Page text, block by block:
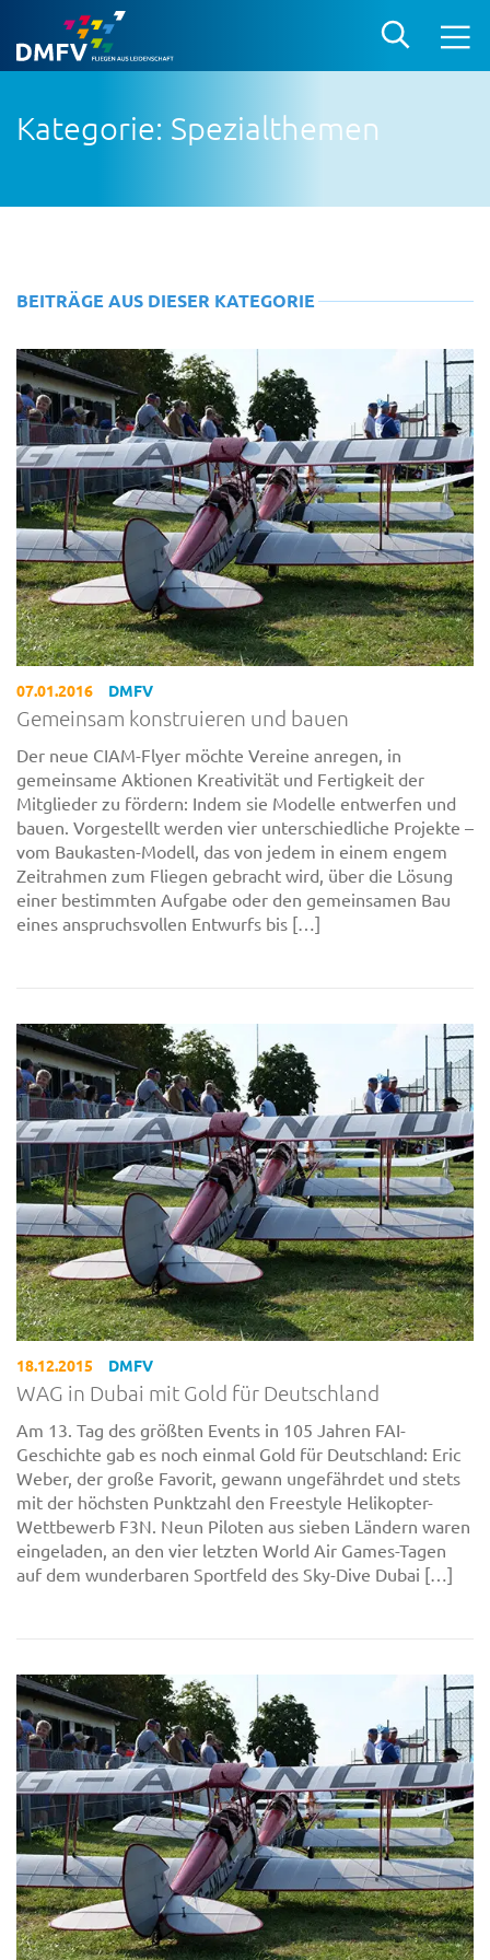
Kategorie: Spezialthemen
BEITRÄGE AUS DIESER KATEGORIE
07.01.2016 DMFV
Gemeinsam konstruieren und bauen
Der neue CIAM-Flyer möchte Vereine anregen, in
gemeinsame Aktionen Kreativität und Fertigkeit der
Mitglieder zu fördern: Indem sie Modelle entwerfen und
bauen. Vorgestellt werden vier unterschiedliche Projekte –
vom Baukasten-Modell, das von jedem in einem engem
Zeitrahmen zum Fliegen gebracht wird, über die Lösung
einer bestimmten Aufgabe oder den gemeinsamen Bau
eines anspruchsvollen Entwurfs bis […]
18.12.2015 DMFV
WAG in Dubai mit Gold für Deutschland
Am 13. Tag des größten Events in 105 Jahren FAI-
Geschichte gab es noch einmal Gold für Deutschland: Eric
Weber, der große Favorit, gewann ungefährdet und stets
mit der höchsten Punktzahl den Freestyle Helikopter-
Wettbewerb F3N. Neun Piloten aus sieben Ländern waren
eingeladen, an den vier letzten World Air Games-Tagen
auf dem wunderbaren Sportfeld des Sky-Dive Dubai […]